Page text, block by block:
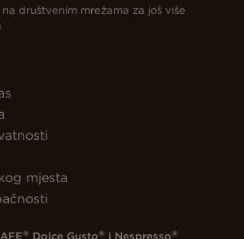
na društvenim mrežama za još više
mjesta